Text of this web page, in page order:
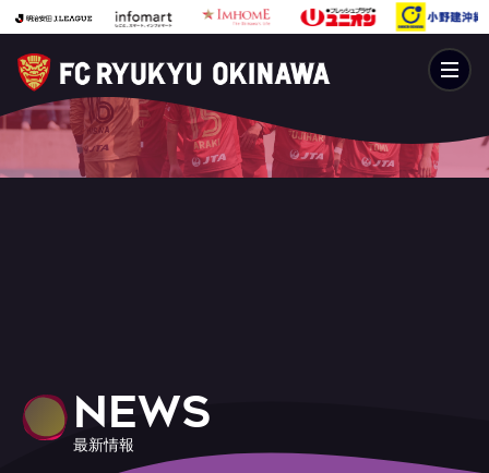
NEWS
最新情報